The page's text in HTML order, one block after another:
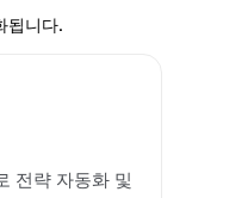
됩니다.
전략 자동화 및